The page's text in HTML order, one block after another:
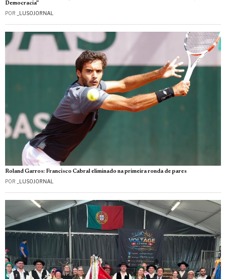
Democracia”
POR _LUSOJORNAL
Roland Garros: Francisco Cabral eliminado na primeira ronda de pares
POR _LUSOJORNAL